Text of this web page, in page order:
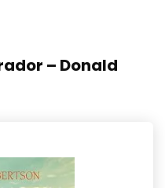
– Donald